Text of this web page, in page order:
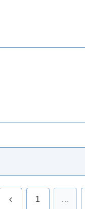
前 1 …